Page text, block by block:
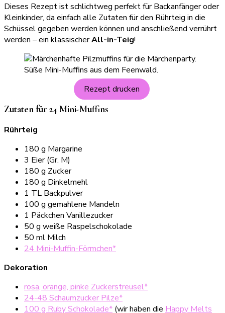
Dieses Rezept ist schlichtweg perfekt für Backanfänger oder
Kleinkinder, da einfach alle Zutaten für den Rührteig in die
Schüssel gegeben werden können und anschließend verrührt
werden – ein klassischerAll-in-Teig!
Rezept drucken
Zutaten für 24 Mini-Muffins
Rührteig
180 g Margarine
3 Eier (Gr. M)
180 g Zucker
180 g Dinkelmehl
1 TL Backpulver
100 g gemahlene Mandeln
1 Päckchen Vanillezucker
50 g weiße Raspelschokolade
50 ml Milch
24 Mini-Muffin-Förmchen*
Dekoration
rosa, orange, pinke Zuckerstreusel*
24-48 Schaumzucker Pilze*
100 g Ruby Schokolade* (wir haben die Happy Melts